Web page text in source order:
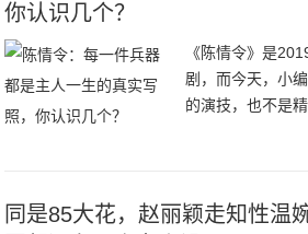
你认识几个？
《陈情令》是
剧，而今天，小
的演技，也不是
还原的剧情内容
同是85大花，赵丽颖走知性温